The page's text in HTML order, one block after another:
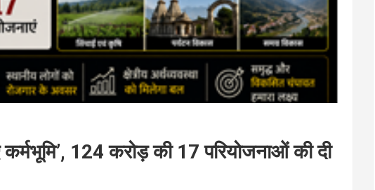
कर्मभूमि’, 124 करोड़ की 17 परियोजनाओं की दी